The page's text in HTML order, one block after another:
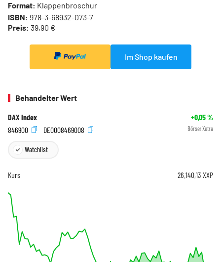
Format: Klappenbroschur
ISBN: 978-3-68932-073-7
Preis: 39,90 €
Im Shop kaufen
Behandelter Wert
DAX Index +0,05%
846900
DE0008469008 Börse: Xetra
Watchlist
Kurs 26.140,13 XXP